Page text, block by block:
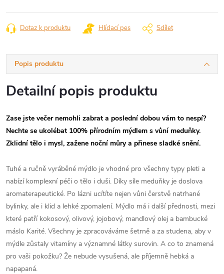
Dotaz k produktu Hlídací pes Sdílet
Popis produktu
Detailní popis produktu
Zase jste večer nemohli zabrat a poslední dobou vám to nespí?
Nechte se ukolébat 100% přírodním mýdlem s vůní meduňky.
Zklidní tělo i mysl, zažene noční můry a přinese sladké snění.
Tuhé a ručně vyráběné mýdlo je vhodné pro všechny typy pleti a
nabízí komplexní péči o tělo i duši. Díky síle meduňky je doslova
aromaterapeutické. Po lázni ucítíte nejen vůni čerstvě natrhané
bylinky, ale i klid a lehké zpomalení. Mýdlo má i další přednosti, mezi
které patří kokosový, olivový, jojobový, mandlový olej a bambucké
máslo Karité. Všechny je zpracováváme šetrně a za studena, aby v
mýdle zůstaly vitamíny a významné látky surovin. A co to znamená
pro vaši pokožku? Že nebude vysušená, ale příjemně hebká a
napapaná.